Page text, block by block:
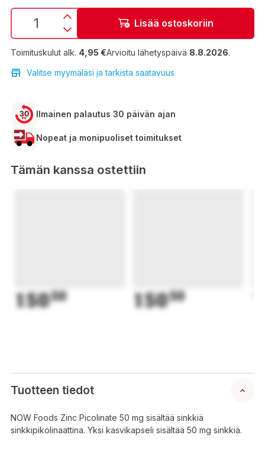
Lisää ostoskoriin
Toimituskulut alk. 4,95 €Arvioitu lähetyspäivä 8.8.2026.
Valitse myymäläsi ja tarkista saatavuus
Ilmainen palautus 30 päivän ajan
Nopeat ja monipuoliset toimitukset
Tämän kanssa ostettiin
15050 15050
Tuotteen tiedot
NOW Foods Zinc Picolinate 50 mg sisältää sinkkiä
sinkkipikolinaattina. Yksi kasvikapseli sisältää 50 mg sinkkiä.